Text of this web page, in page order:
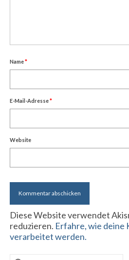
Name*
E-Mail-Adresse*
Website
Diese Website verwendet
reduzieren. Erfahre, wie deine
verarbeitet werden.